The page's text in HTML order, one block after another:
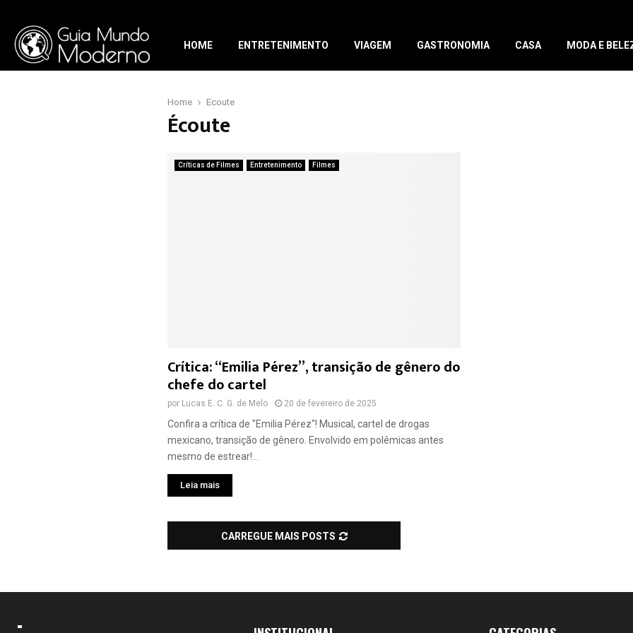
HOME ENTRETENIMENTO VIAGEM GASTRONOMIA CASA MODA E
Home Écoute
Écoute
Críticas de Filmes Entretenimento Filmes
Crítica: “Emilia Pérez”, transição de gênero do
chefe do cartel
por Lucas E. C. G. de Melo 20 de fevereiro de 2025
Confira a crítica de "Emilia Pérez"! Musical, cartel de drogas
mexicano, transição de gênero. Envolvido em polêmicas antes
mesmo de estrear!...
Leia mais
CARREGUE MAIS POSTS